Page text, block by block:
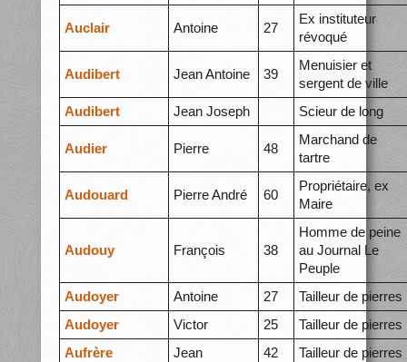
Auclair Antoine 27
Ex instituteur
révoqué
Audibert Jean Antoine 39
Menuisier et
sergent de ville
Audibert
Jean Joseph Scieur de long
Audier Pierre 48
Marchand de
tartre
Audouard Pierre André 60
Propriétaire, ex
Maire
Audouy François 38
Homme de peine
au Journal Le
Peuple
Audoyer
Antoine 27
Tailleur de pierres
Audoyer
Victor 25
Tailleur de pierres
Aufrère
Jean 42
Tailleur de pierres